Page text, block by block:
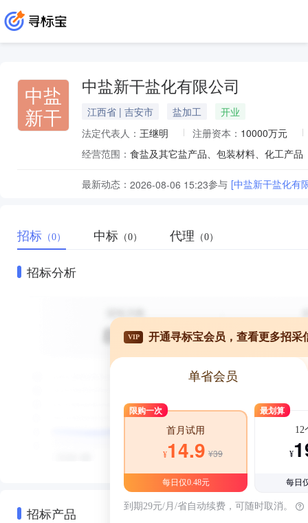
中盐
新干
中盐新干盐化有限公司
江西省 | 吉安市 盐加工
开业
法定代表人： 王继明 注册资本： 10000万元
经营范围：
最新动态： 2026-08-06 15:23参与 [中盐新干盐化有
招标 （0） 中标 （0） 代理 （0）
招标分析
招标产品
VIP 开通寻标宝会员，查看更多招采
单省会员
限购一次
首月试用
¥14.9 ¥39
每日仅0.48元
最划算
12
¥
每日
到期29元/月/省自动续费，可随时取消。